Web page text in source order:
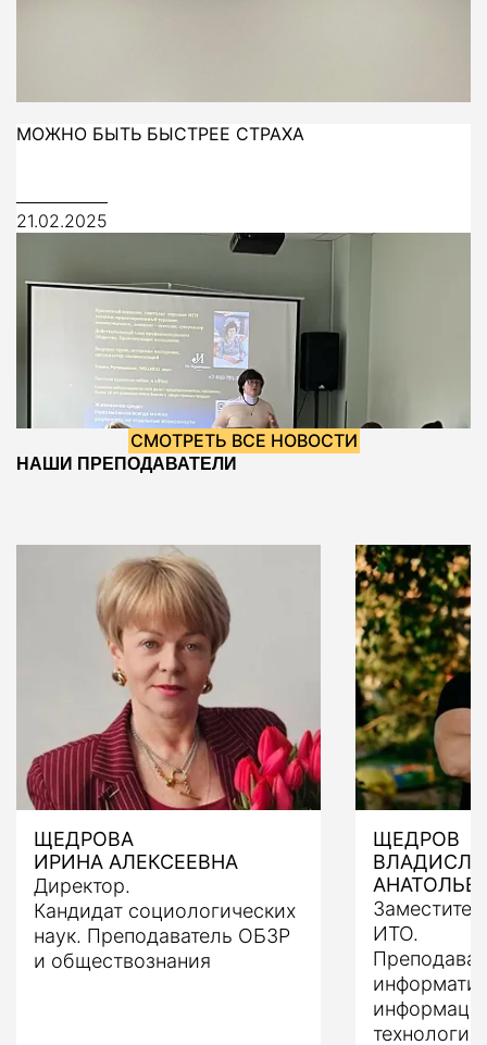
МОЖНО БЫТЬ БЫСТРЕЕ СТРАХА
21.02.2025
СМОТРЕТЬ ВСЕ НОВОСТИ
НАШИ ПРЕПОДАВАТЕЛИ
ЩЕДРОВА
ИРИНА АЛЕКСЕЕВНА
Директор.
Кандидат социологических
наук. Преподаватель ОБЗР
и обществознания
ЩЕДРОВ
ИТО.
технологий